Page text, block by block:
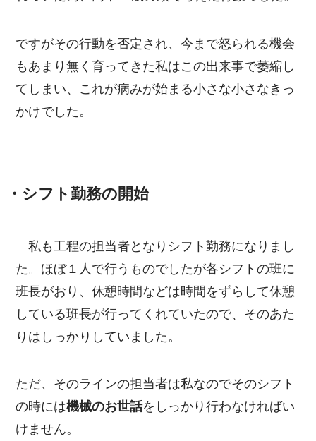
ですがその行動を否定され、今まで怒られる機会
もあまり無く育ってきた私はこの出来事で萎縮し
てしまい、これが病みが始まる小さな小さなきっ
かけでした。
・シフト勤務の開始
私も工程の担当者となりシフト勤務になりまし
た。ほぼ１人で行うものでしたが各シフトの班に
班長がおり、休憩時間などは時間をずらして休憩
している班長が行ってくれていたので、そのあた
りはしっかりしていました。
ただ、そのラインの担当者は私なのでそのシフト
の時には機械のお世話をしっかり行わなければい
けません。